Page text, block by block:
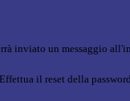
inviato un messaggio
il reset della